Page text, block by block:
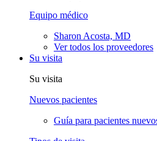
Equipo médico
Sharon Acosta, MD
Ver todos los proveedores
Su visita
Su visita
Nuevos pacientes
Guía para pacientes